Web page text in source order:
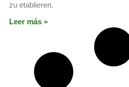
zu etablieren.
Leer más »